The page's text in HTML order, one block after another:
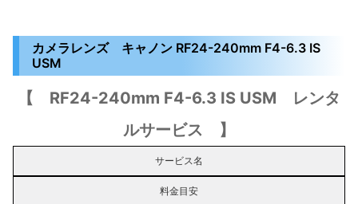
カメラレンズ キャノン RF24-240mm F4-6.3 IS
USM
【 RF24-240mm F4-6.3 IS USM レンタ
ルサービス 】
サービス名
料金目安